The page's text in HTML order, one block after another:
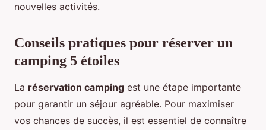
nouvelles activités.
Conseils pratiques pour réserver un
camping 5 étoiles
La réservation camping est une étape importante
pour garantir un séjour agréable. Pour maximiser
vos chances de succès, il est essentiel de connaître